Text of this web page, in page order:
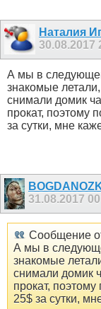
Наталия
30.08.2017
А мы в
знакомые
снимали домик
прокат, поэтому
за сутки, мне
31.08.2017
Сообщение
А мы в
знакомые
снимали домик
прокат, поэтому
25$ за сутки,